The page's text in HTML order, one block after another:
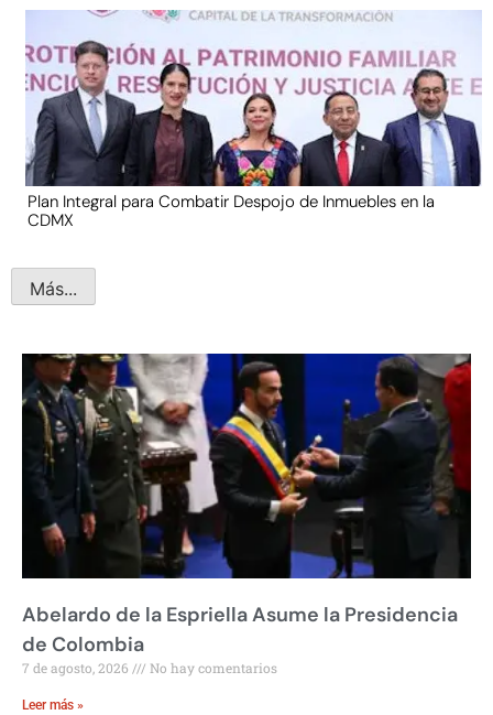
Plan Integral para Combatir Despojo de Inmuebles en la
CDMX
Más...
Abelardo de la Espriella Asume la Presidencia
de Colombia
7 de agosto, 2026 No hay comentarios
Leer más »